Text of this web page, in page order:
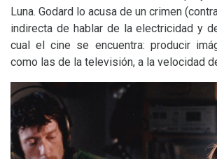
Luna. Godard lo acusa de un crimen
indirecta de hablar de la electricidad y
cual el cine se encuentra: producir
como las de la televisión, a la velocidad